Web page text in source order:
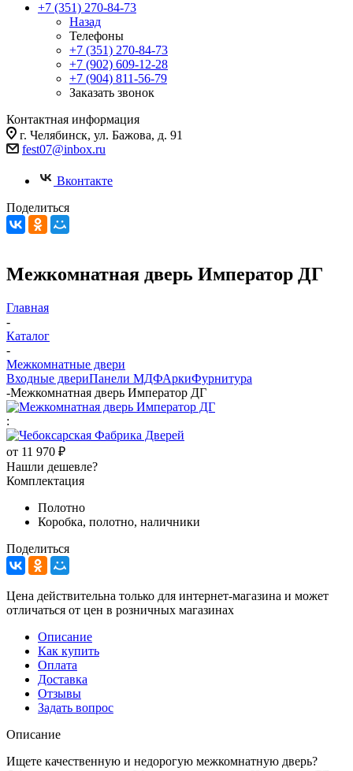
+7 (351) 270-84-73
Назад
Телефоны
+7 (351) 270-84-73
+7 (902) 609-12-28
+7 (904) 811-56-79
Заказать звонок
Контактная информация
г. Челябинск, ул. Бажова, д. 91
fest07@inbox.ru
Вконтакте
Поделиться
Межкомнатная дверь Император ДГ
Главная
-
Каталог
-
Межкомнатные двери
Входные двериПанели МДФАркиФурнитура
-Межкомнатная дверь Император ДГ
:
от 11 970 ₽
Нашли дешевле?
Комплектация
Полотно
Коробка, полотно, наличники
Поделиться
Цена действительна только для интернет-магазина и может
отличаться от цен в розничных магазинах
Описание
Как купить
Оплата
Доставка
Отзывы
Задать вопрос
Описание
Ищете качественную и недорогую межкомнатную дверь?